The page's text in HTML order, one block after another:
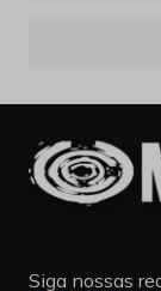
Siga nossas